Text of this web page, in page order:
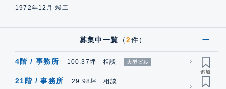
1972年12月 竣工
募集中一覧 （2件）
4階 / 事務所 100.37坪 相談 大型ビル
21階 / 事務所 29.98坪 相談